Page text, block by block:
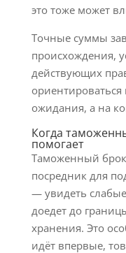
это тоже может
Точные суммы
происхождения,
действующих
ожидания, а на
Когда
помогает
Таможенный
посредник для
— увидеть слабые
доедет до
хранения. Это
идёт впервые,